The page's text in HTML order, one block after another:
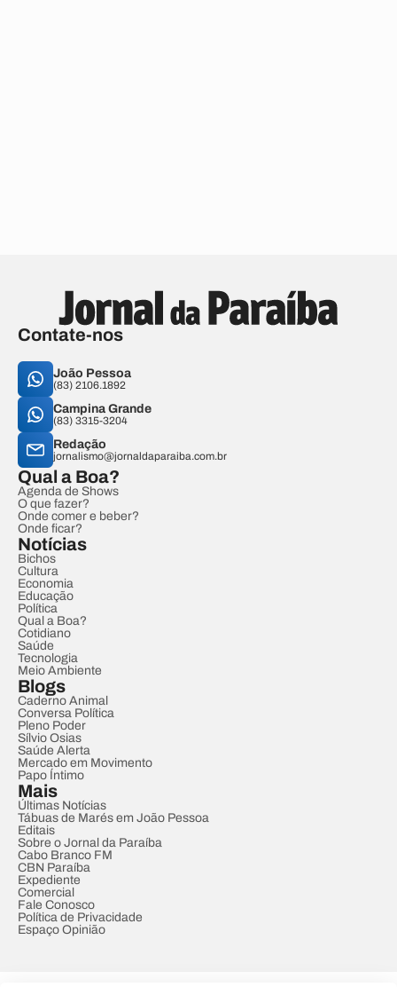
Contate-nos
João Pessoa
(83) 2106.1892
Campina Grande
(83) 3315-3204
Redação
jornalismo@jornaldaparaiba.com.br
Qual a Boa?
Agenda de Shows
O que fazer?
Onde comer e beber?
Onde ficar?
Notícias
Bichos
Cultura
Economia
Educação
Política
Qual a Boa?
Cotidiano
Saúde
Tecnologia
Meio Ambiente
Blogs
Caderno Animal
Conversa Política
Pleno Poder
Sílvio Osias
Saúde Alerta
Mercado em Movimento
Papo Íntimo
Mais
Últimas Notícias
Tábuas de Marés em João Pessoa
Editais
Sobre o Jornal da Paraíba
Cabo Branco FM
CBN Paraíba
Expediente
Comercial
Fale Conosco
Política de Privacidade
Espaço Opinião